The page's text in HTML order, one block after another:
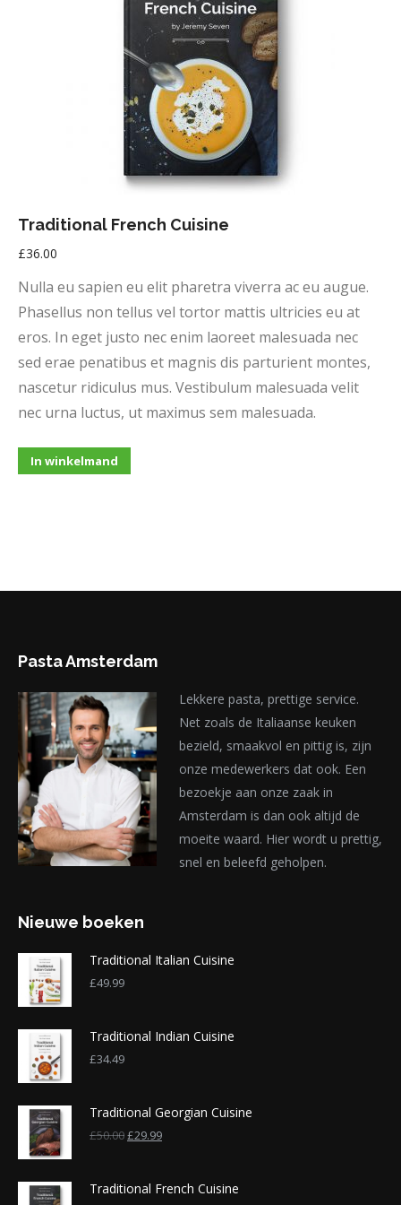
Traditional French Cuisine
£36.00
Nulla eu sapien eu elit pharetra viverra ac eu augue.
Phasellus non tellus vel tortor mattis ultricies eu at
eros. In eget justo nec enim laoreet malesuada nec
sed erae penatibus et magnis dis parturient montes,
nascetur ridiculus mus. Vestibulum malesuada velit
nec urna luctus, ut maximus sem malesuada.
In winkelmand
Pasta Amsterdam
Lekkere pasta, prettige service.
Net zoals de Italiaanse keuken
bezield, smaakvol en pittig is, zijn
onze medewerkers dat ook. Een
bezoekje aan onze zaak in
Amsterdam is dan ook altijd de
moeite waard. Hier wordt u prettig,
snel en beleefd geholpen.
Nieuwe boeken
Traditional Italian Cuisine
£49.99
Traditional Indian Cuisine
£34.49
Traditional Georgian Cuisine
£50.00£29.99
Traditional French Cuisine